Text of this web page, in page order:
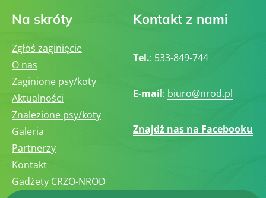
Na skróty
Zgłoś zaginięcie
O nas
Zaginione psy/koty
Aktualności
Znalezione psy/koty
Galeria
Partnerzy
Kontakt
Gadżety CRZO-NROD
Kontakt z nami
Tel.: 533-849-744
E-mail: biuro@nrod.pl
Znajdź nas na Facebooku